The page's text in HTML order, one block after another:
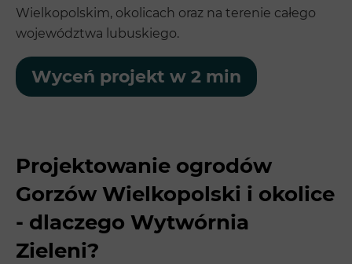
Wielkopolskim, okolicach oraz na terenie całego
województwa lubuskiego.
Wyceń projekt w 2 min
Projektowanie ogrodów
Gorzów Wielkopolski i okolice
- dlaczego Wytwórnia
Zieleni?